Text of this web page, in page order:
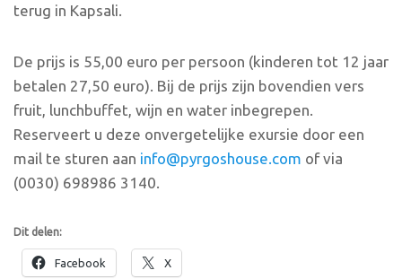
terug in Kapsali.
De prijs is 55,00 euro per persoon (kinderen tot 12 jaar
betalen 27,50 euro). Bij de prijs zijn bovendien vers
fruit, lunchbuffet, wijn en water inbegrepen.
Reserveert u deze onvergetelijke exursie door een
mail te sturen aan info@pyrgoshouse.com of via
(0030) 698986 3140.
Dit delen:
Facebook X